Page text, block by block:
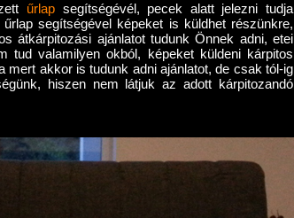
űrlapsegítségévél, pecek alatt jelezni tudja
segítségével képeket is küldhet részünkre,
átkárpitozási ajánlatot tudunk Önnek adni, etei
tud valamilyen okból, képeket küldeni kárpitos
mert akkor is tudunk adni ajánlatot, de csak tól-ig
hiszen nem látjuk az adott kárpitozandó